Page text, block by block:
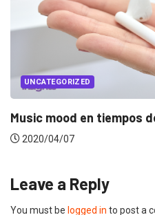
UNCATEGORIZED
Music mood en tiempos
2020/04/07
Leave a Reply
You must be logged in to post a